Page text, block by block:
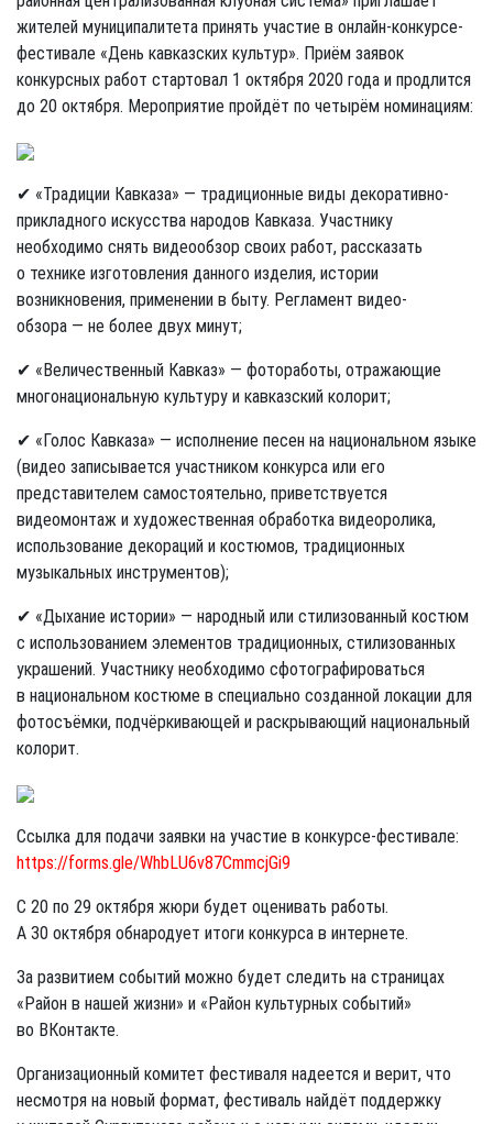
жителей муниципалитета принять участие в онлайн-конкурсе-
фестивале «День кавказских культур». Приём заявок
конкурсных работ стартовал 1 октября 2020 года и продлится
до 20 октября. Мероприятие пройдёт по четырём номинациям:
✔ «Традиции Кавказа» — традиционные виды декоративно-
прикладного искусства народов Кавказа. Участнику
необходимо снять видеообзор своих работ, рассказать
о технике изготовления дан­ного изделия, истории
возникновения, применении в быту. Регламент видео-
обзора — не более двух минут;
✔ «Величественный Кавказ» — фотоработы, отражающие
многонациональную культуру и кавказский колорит;
✔ «Голос Кавказа» — исполнение песен на национальном языке
(видео записывается участником конкурса или его
представителем самостоятельно, приветствуется
видеомонтаж и художественная обработка видеоролика,
использование декораций и костюмов, традиционных
музыкальных инструментов);
✔ «Дыхание истории» — народный или стилизованный костюм
с использованием элементов традиционных, стилизованных
украшений. Участнику необходимо сфотографироваться
в национальном костюме в специально созданной локации для
фотосъёмки, подчёркивающей и раскрывающий национальный
колорит.
Ссылка для подачи заявки на участие в конкурсе-фестивале:
https://forms.gle/WhbLU6v87CmmcjGi9
С 20 по 29 октября жюри будет оценивать работы.
А 30 октября обнародует итоги конкурса в интернете.
За развитием событий можно будет следить на страницах
«Район в нашей жизни» и «Район культурных событий»
во ВКонтакте.
Организационный комитет фестиваля надеется и верит, что
несмотря на новый формат, фестиваль найдёт поддержку